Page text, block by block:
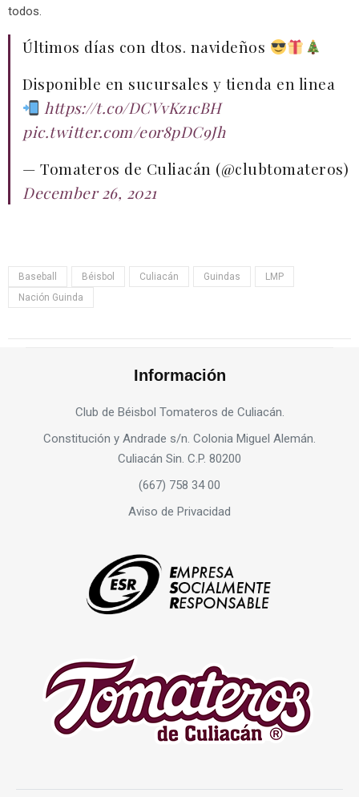
todos.
Últimos días con dtos. navideños
Disponible en sucursales y tienda en linea
https://t.co/DCVvKz1cBH
pic.twitter.com/eor8pDC9Jh
— Tomateros de Culiacán (@clubtomateros)
December 26, 2021
Baseball Béisbol Culiacán Guindas
LMP
Nación Guinda
Información
Club de Béisbol Tomateros de Culiacán.
Constitución y Andrade s/n. Colonia Miguel Alemán.
Culiacán Sin. C.P. 80200
(667) 758 34 00
Aviso de Privacidad